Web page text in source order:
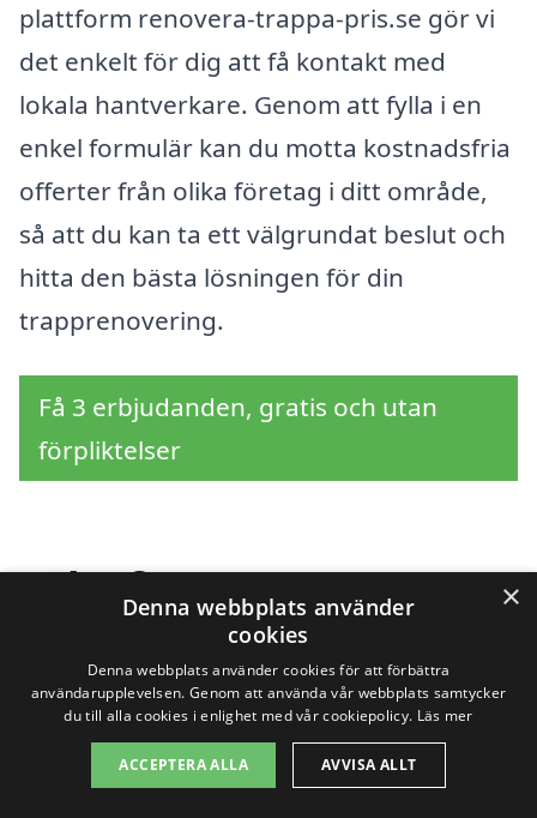
plattform renovera-trappa-pris.se gör vi
det enkelt för dig att få kontakt med
lokala hantverkare. Genom att fylla i en
enkel formulär kan du motta kostnadsfria
offerter från olika företag i ditt område,
så att du kan ta ett välgrundat beslut och
hitta den bästa lösningen för din
trapprenovering.
Få 3 erbjudanden, gratis och utan
förpliktelser
Sök efter en
professionell för
renovera trappa i andra
städer nära Myrviken
×
Denna webbplats använder
cookies
Denna webbplats använder cookies för att förbättra
användarupplevelsen. Genom att använda vår webbplats samtycker
du till alla cookies i enlighet med vår cookiepolicy. Läs mer
ACCEPTERA ALLA AVVISA ALLT